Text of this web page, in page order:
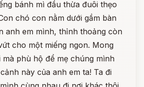
bánh mì đầu thừa đuôi thẹo
chó con nằm dưới gầm bàn
anh em mình, thỉnh thoảng còn
cho một miếng ngon. Mong
mà phù hộ để mẹ chúng mình
này của anh em ta! Ta đi